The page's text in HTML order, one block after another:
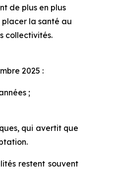
de plus en plus
la santé au
collectivités.
2025 :
;
qui avertit que
restent souvent